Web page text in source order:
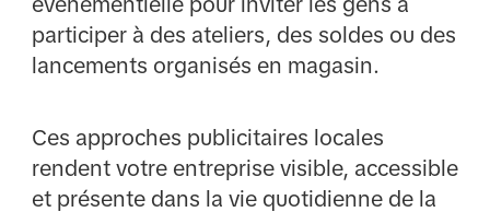
participer à des ateliers, des soldes ou des
lancements organisés en magasin.
Ces approches publicitaires locales
rendent votre entreprise visible, accessible
et présente dans la vie quotidienne de la